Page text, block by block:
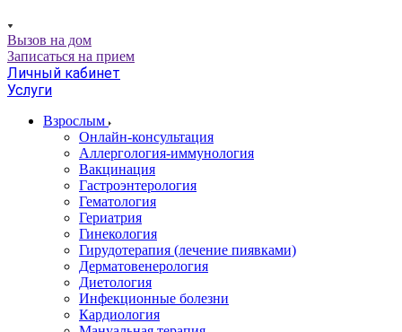
Вызов на дом
Записаться на прием
Личный кабинет
Услуги
Взрослым
Онлайн-консультация
Аллергология-иммунология
Вакцинация
Гастроэнтерология
Гематология
Гериатрия
Гинекология
Гирудотерапия (лечение пиявками)
Дерматовенерология
Диетология
Инфекционные болезни
Кардиология